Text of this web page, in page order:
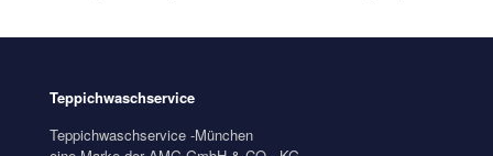
Teppichwaschservice
Teppichwaschservice -München